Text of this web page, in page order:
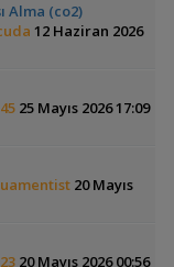
Alma (co2)
12 Haziran 2026
25 Mayıs 2026 17:09
20 Mayıs
20 Mayıs 2026 00:56